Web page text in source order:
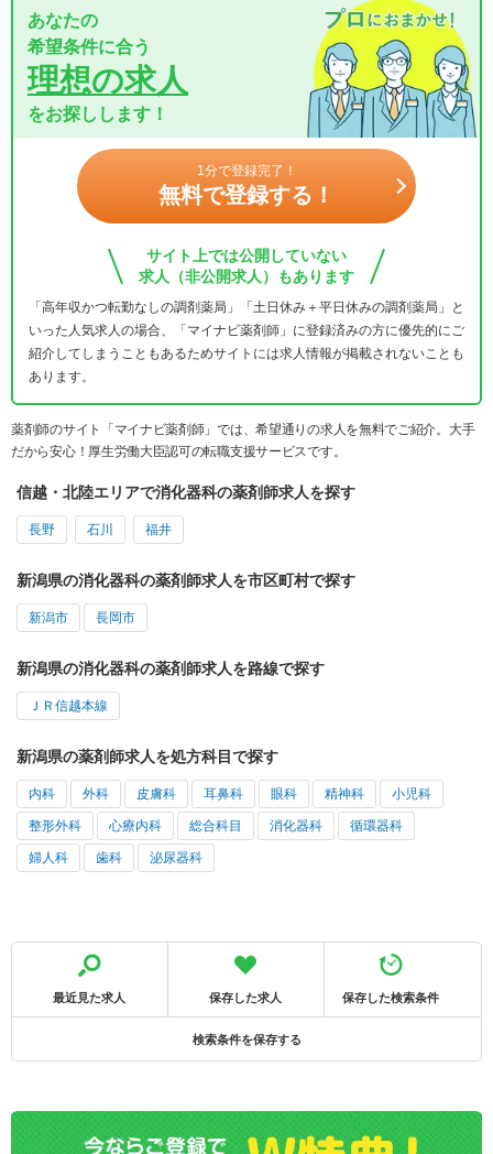
あなたの
希望条件に合う
理想の求人
をお探しします！
1分で登録完了！
無料で登録する！
サイト上では公開していない
求人（非公開求人）もあります
「高年収かつ転勤なしの調剤薬局」「土日休み＋平日休みの調剤薬局」と
いった人気求人の場合、「マイナビ薬剤師」に登録済みの方に優先的にご
紹介してしまうこともあるためサイトには求人情報が掲載されないことも
あります。
薬剤師のサイト「マイナビ薬剤師」では、希望通りの求人を無料でご紹介。大手
だから安心！厚生労働大臣認可の転職支援サービスです。
信越・北陸エリアで消化器科の薬剤師求人を探す
長野 石川 福井
新潟県の消化器科の薬剤師求人を市区町村で探す
新潟市 長岡市
新潟県の消化器科の薬剤師求人を路線で探す
ＪＲ信越本線
新潟県の薬剤師求人を処方科目で探す
内科 外科 皮膚科 耳鼻科 眼科 精神科 小児科
整形外科 心療内科 総合科目 消化器科 循環器科
婦人科 歯科 泌尿器科
最近見た求人 保存した求人 保存した検索条件
検索条件を保存する